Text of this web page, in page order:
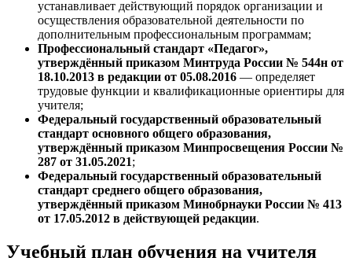
устанавливает действующий порядок организации и
осуществления образовательной деятельности по
дополнительным профессиональным программам;
Профессиональный стандарт «Педагог»,
утверждённый приказом Минтруда России № 544н от
18.10.2013 в редакции от 05.08.2016 — определяет
трудовые функции и квалификационные ориентиры для
учителя;
Федеральный государственный образовательный
стандарт основного общего образования,
утверждённый приказом Минпросвещения России №
287 от 31.05.2021;
Федеральный государственный образовательный
стандарт среднего общего образования,
утверждённый приказом Минобрнауки России № 413
от 17.05.2012 в действующей редакции.
Учебный план обучения на учителя